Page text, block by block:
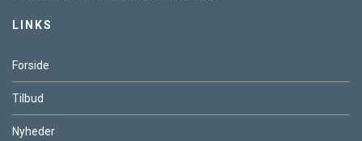
LINKS
Forside
Tilbud
Nyheder